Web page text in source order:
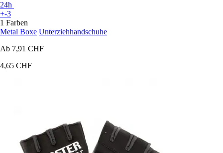
24h
+-3
1 Farben
Metal Boxe Unterziehhandschuhe
Ab 7,91 CHF
4,65 CHF